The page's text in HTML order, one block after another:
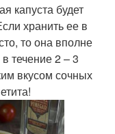
капуста будет
хранить ее в
то она вполне
течение 2 – 3
вкусом сочных